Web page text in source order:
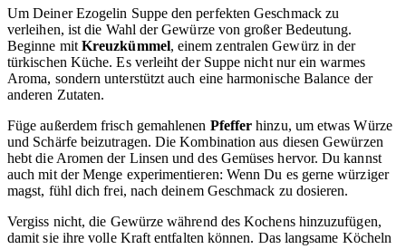
Um Deiner Ezogelin Suppe den perfekten Geschmack zu
verleihen, ist die Wahl der Gewürze von großer Bedeutung.
Beginne mit Kreuzkümmel, einem zentralen Gewürz in der
türkischen Küche. Es verleiht der Suppe nicht nur ein warmes
Aroma, sondern unterstützt auch eine harmonische Balance der
anderen Zutaten.
Füge außerdem frisch gemahlenen Pfeffer hinzu, um etwas Würze
und Schärfe beizutragen. Die Kombination aus diesen Gewürzen
hebt die Aromen der Linsen und des Gemüses hervor. Du kannst
auch mit der Menge experimentieren: Wenn Du es gerne würziger
magst, fühl dich frei, nach deinem Geschmack zu dosieren.
Vergiss nicht, die Gewürze während des Kochens hinzuzufügen,
damit sie ihre volle Kraft entfalten können. Das langsame Köcheln